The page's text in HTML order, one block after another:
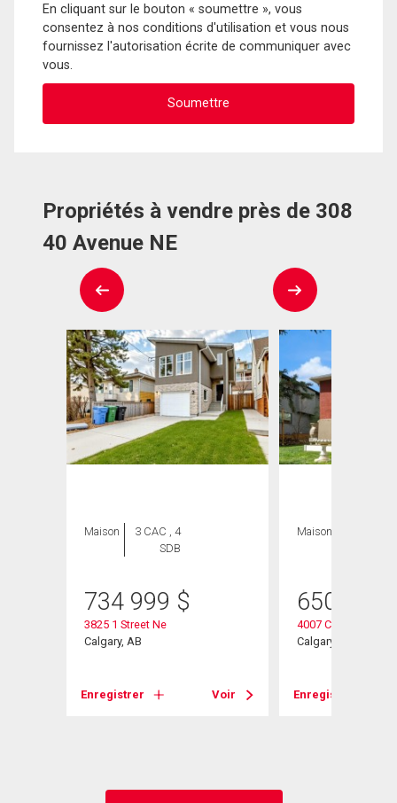
En cliquant sur le bouton « soumettre », vous
consentez à nos conditions d'utilisation et vous nous
fournissez l'autorisation écrite de communiquer avec
vous.
Propriétés à vendre près de 308
40 Avenue NE
Maison
3 CAC , 4
SDB
734 999 $
3825 1 Street Ne
Calgary, AB
Enregistrer Voir
Maison
650 000
4007 Centre A
Calgary, AB
Enregistrer